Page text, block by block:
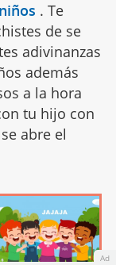
. Te
de se
adivinanzas
además
a la hora
tu hijo con
abre el
Ad